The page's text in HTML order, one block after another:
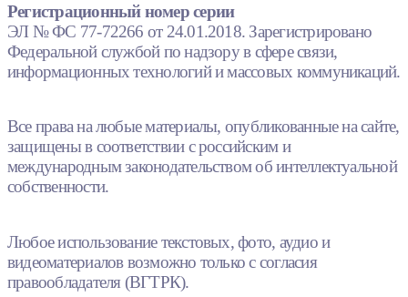
Регистрационный номер серии
ЭЛ № ФС 77-72266 от 24.01.2018. Зарегистрировано
Федеральной службой по надзору в сфере связи,
информационных технологий и массовых коммуникаций.
Все права на любые материалы, опубликованные на сайте,
защищены в соответствии с российским и
международным законодательством об интеллектуальной
собственности.
Любое использование текстовых, фото, аудио и
видеоматериалов возможно только с согласия
правообладателя (ВГТРК).